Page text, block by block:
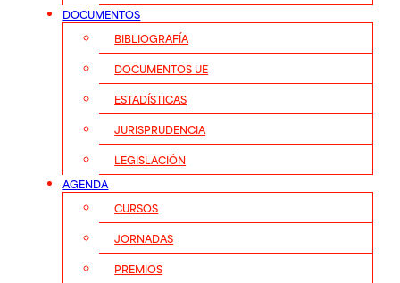
DOCUMENTOS
BIBLIOGRAFÍA
DOCUMENTOS UE
ESTADÍSTICAS
JURISPRUDENCIA
LEGISLACIÓN
AGENDA
CURSOS
JORNADAS
PREMIOS